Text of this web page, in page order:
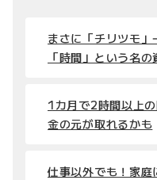
まさに「チリツモ
「時間」という名の
1カ月で2時間以上
金の元が取れるかも
仕事以外でも！家